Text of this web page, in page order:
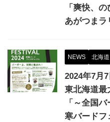
「爽快、
あがつまラ
NEWS 北海道
2024年7月
東北海道最
「～全国
寒バードフ